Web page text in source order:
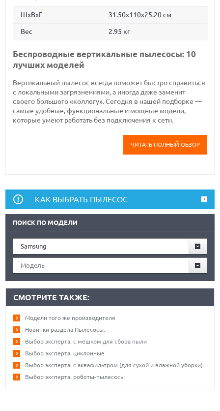
ШхВхГ 31.50x110x25.20 см
Вес 2.95 кг
Беспроводные вертикальные пылесосы: 10
лучших моделей
Вертикальный пылесос всегда поможет быстро справиться
с локальными загрязнениями, а иногда даже заменит
своего большого «коллегу». Сегодня в нашей подборке —
самые удобные, функциональные и мощные модели,
которые умеют работать без подключения к сети.
ЧИТАТЬ ПОЛНЫЙ ОБЗОР
КАК ВЫБРАТЬ ПЫЛЕСОС
ПОИСК ПО МОДЕЛИ
Samsung
Модель
СМОТРИТЕ ТАКЖЕ:
Модели того же производителя
Новинки раздела Пылесосы.
Выбор эксперта. с мешком для сбора пыли
Выбор эксперта. циклонные
Выбор эксперта. с аквафильтром (для сухой и влажной уборки)
Выбор эксперта. роботы-пылесосы